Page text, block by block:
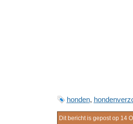
honden,
Dit bericht is gepost op 14